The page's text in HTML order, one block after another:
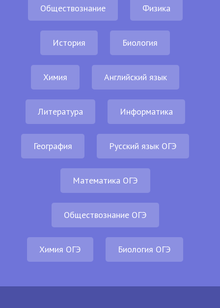
Обществознание Физика
История Биология
Химия Английский язык
Литература Информатика
География Русский язык ОГЭ
Математика ОГЭ
Обществознание ОГЭ
Химия ОГЭ Биология ОГЭ